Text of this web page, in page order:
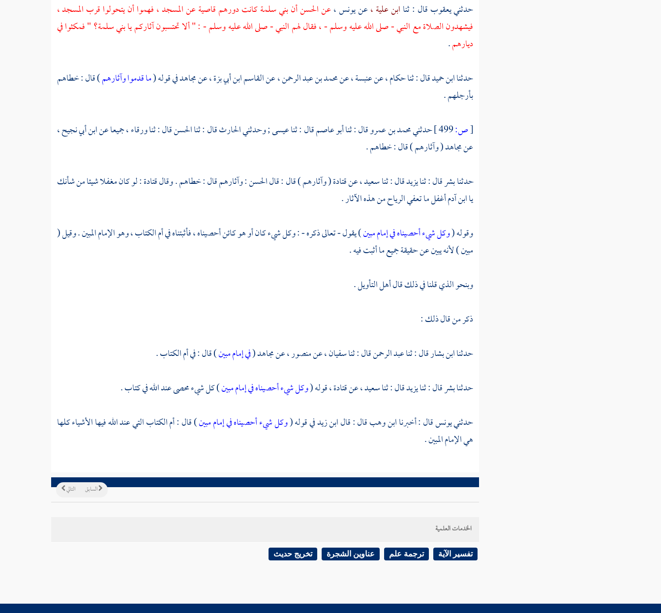
حدثنييعقوبقال : ثناابن علية ،عنيونس ،عنالحسنأنبني سلمةكانت دورهم قاصية عن المسجد ، فهموا أن يتحولوا قرب المسجد ،
فيشهدون الصلاة مع النبي - صلى الله عليه وسلم - ، فقال لهم النبي - صلى الله عليه وسلم - : " ألا تحتسبون آثاركم يا بني سلمة؟ " فمكثوا في
ديارهم.
حدثناابن حميدقال : ثناحكام ،عنعنبسة ،عنمحمد بن عبد الرحمن ،عنالقاسم ابن أبي بزة ،عنمجاهدفي قوله (ما قدموا وآثارهم) قال : خطاهم
بأرجلهم .
[ص: حدثنيمحمد بن عمروقال : ثناأبو عاصمقال : ثناعيسى ;وحدثنيالحارثقال : ثناالحسنقال : ثناورقاء ،جميعا عنابن أبي نجيح ،
عنمجاهد( وآثارهم ) قال : خطاهم .
حدثنابشرقال : ثنايزيدقال : ثناسعيد ،عنقتادة( وآثارهم ) قال : قالالحسن: وآثارهم قال : خطاهم . وقالقتادة: لو كان مغفلا شيئا من شأنك
يا ابن آدم أغفل ما تعفي الرياح من هذه الآثار .
وقوله (وكل شيء أحصيناه في إمام مبين) يقول - تعالى ذكره - : وكل شيء كان أو هو كائن أحصيناه ، فأثبتناه في أم الكتاب ، وهو الإمام المبين . وقيل (
مبين ) لأنه يبين عن حقيقة جميع ما أثبت فيه .
وبنحو الذي قلنا في ذلك قال أهل التأويل .
ذكر من قال ذلك :
حدثناابن بشارقال : ثناعبد الرحمنقال : ثناسفيان ،عنمنصور ،عنمجاهد(في إمام مبين) قال : في أم الكتاب .
حدثنابشرقال : ثنايزيدقال : ثناسعيد ،عنقتادة ،قوله (وكل شيء أحصيناه في إمام مبين) كل شيء محصى عند الله في كتاب .
حدثنييونسقال : أخبرناابن وهبقال : قالابن زيدفي قوله (وكل شيء أحصيناه في إمام مبين) قال : أم الكتاب التي عند الله فيها الأشياء كلها
هي الإمام المبين .
التالي السابق
الخدمات العلمية
تفسير الآية ترجمة علم عناوين الشجرة تخريج حديث